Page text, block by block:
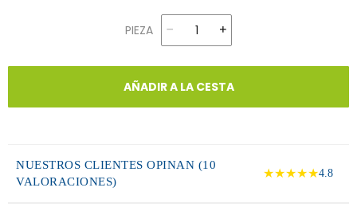
PIEZA
AÑADIR A LA CESTA
NUESTROS CLIENTES OPINAN (10
VALORACIONES)
★★★★★4.8